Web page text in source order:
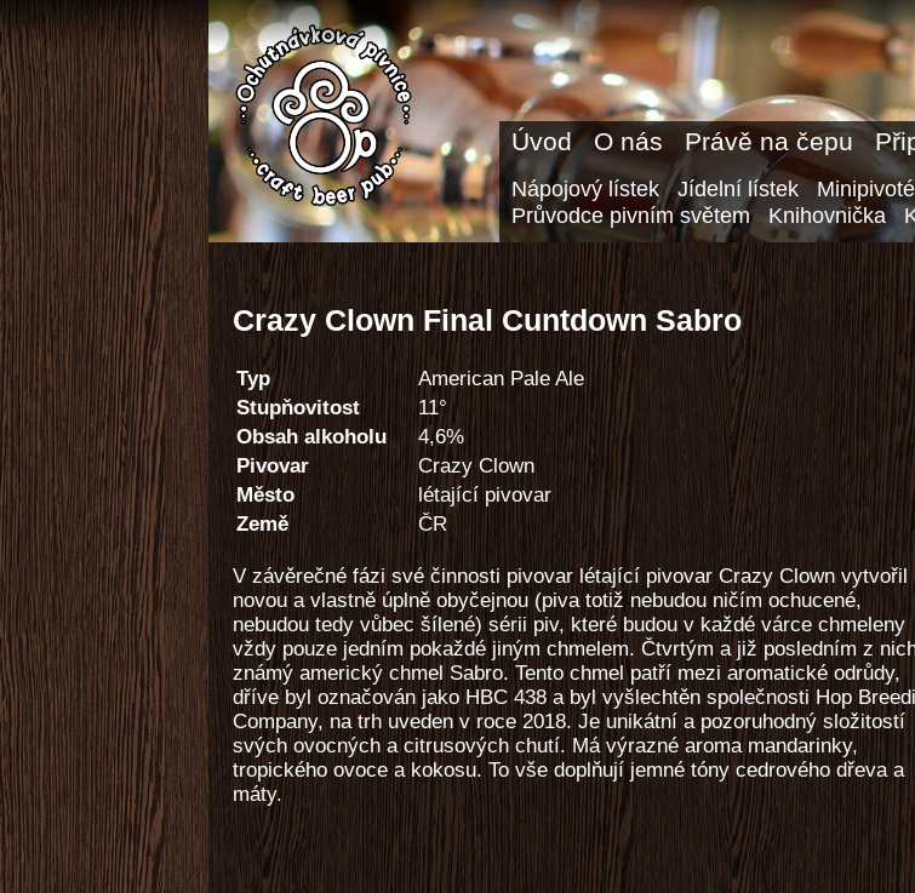
Úvod O nás Právě na čepu
Nápojový lístek Jídelní lístek
Průvodce pivním světem
Knihovnička
Crazy Clown Final Cuntdown Sabro
Typ
American Pale Ale
Stupňovitost
11°
Obsah alkoholu
4,6%
Pivovar
Crazy Clown
Město
létající pivovar
Země
ČR
V závěrečné fázi své činnosti pivovar létající pivovar Crazy Clown vytvořil
novou a vlastně úplně obyčejnou (piva totiž nebudou ničím ochucené,
nebudou tedy vůbec šílené) sérii piv, které budou v každé várce chmeleny
vždy pouze jedním pokaždé jiným chmelem. Čtvrtým a již posledním z
známý americký chmel Sabro. Tento chmel patří mezi aromatické odrůdy,
dříve byl označován jako HBC 438 a byl vyšlechtěn společnosti Hop
Company, na trh uveden v roce 2018. Je unikátní a pozoruhodný složitostí
svých ovocných a citrusových chutí. Má výrazné aroma mandarinky,
tropického ovoce a kokosu. To vše doplňují jemné tóny cedrového dřeva a
máty.